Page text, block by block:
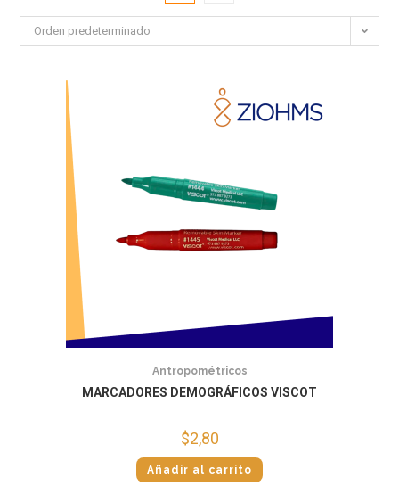
Orden predeterminado
Antropométricos
MARCADORES DEMOGRÁFICOS VISCOT
$2,80
Añadir al carrito